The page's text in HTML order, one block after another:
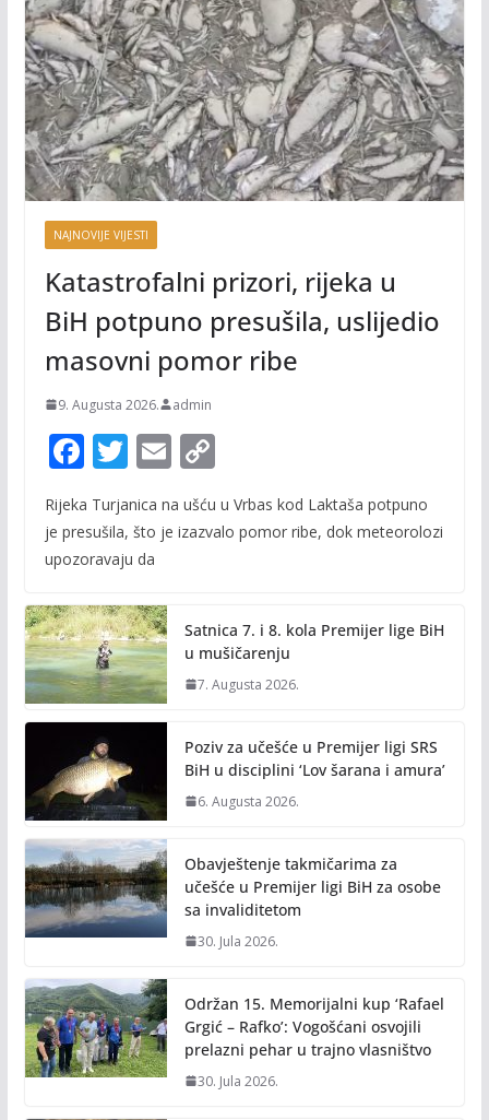
NAJNOVIJE VIJESTI
Katastrofalni prizori, rijeka u
BiH potpuno presušila, uslijedio
masovni pomor ribe
9. Augusta 2026. admin
F
e
b
o
k
T
itt
er
E
m
ai
C
p
n
k
Rijeka Turjanica na ušću u Vrbas kod Laktaša potpuno
je presušila, što je izazvalo pomor ribe, dok meteorolozi
upozoravaju da
Satnica 7. i 8. kola Premijer lige BiH
u mušičarenju
7. Augusta 2026.
Poziv za učešće u Premijer ligi SRS
BiH u disciplini ‘Lov šarana i amura’
6. Augusta 2026.
Obavještenje takmičarima za
učešće u Premijer ligi BiH za osobe
sa invaliditetom
30. Jula 2026.
Održan 15. Memorijalni kup ‘Rafael
Grgić – Rafko’: Vogošćani osvojili
prelazni pehar u trajno vlasništvo
30. Jula 2026.